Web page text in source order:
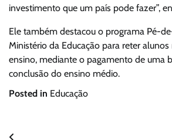
investimento que um país pode fazer”,
Ele também destacou o programa Pé-
Ministério da Educação para reter
ensino, mediante o pagamento de uma
conclusão do ensino médio.
Posted in Educação